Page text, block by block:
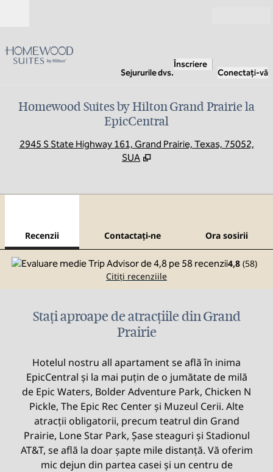
Sejururile dvs.
Înscriere
Conectați-vă
Homewood Suites by Hilton Grand Prairie la
EpicCentral
2945 S State Highway 161, Grand Prairie, Texas, 75052,
SUA
Recenzii Contactaţi-ne Ora sosirii
4,8 (58)
Citiți recenziile
Stați aproape de atracțiile din Grand
Prairie
Hotelul nostru all apartament se află în inima
EpicCentral și la mai puțin de o jumătate de milă
de Epic Waters, Bolder Adventure Park, Chicken N
Pickle, The Epic Rec Center și Muzeul Cerii. Alte
atracții obligatorii, precum teatrul din Grand
Prairie, Lone Star Park, Șase steaguri și Stadionul
AT&T, se află la doar șapte mile distanță. Vă oferim
mic dejun din partea casei și un centru de